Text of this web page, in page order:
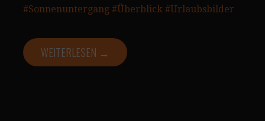
#Sonnenuntergang #Überblick #Urlaubsbilder
WEITERLESEN →